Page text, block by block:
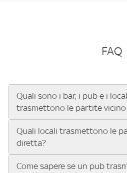
FAQ
Quali sono i bar, i pub e i
trasmettono le partite vicino
Se cerchi un bar, pub, ristorante o
vedere le partite di Serie A
UEFA Champions League, la
Conference League, il Tennis, la
Quali locali trasmettono le
diretta?
Vuoi sapere quali bar, pub o
Come sapere se un pub